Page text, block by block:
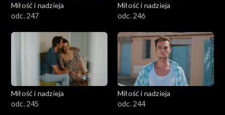
Miłość i nadzieja
odc. 247
Miłość i nadzieja
odc. 246
Miłość i nadzieja
odc. 245
Miłość i nadzieja
odc. 244